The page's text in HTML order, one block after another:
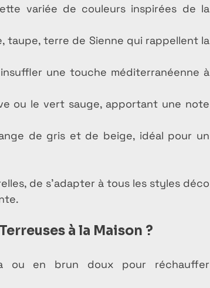
variée de couleurs inspirées de la
taupe, terre de Sienne qui rappellent la
une touche méditerranéenne à
ou le vert sauge, apportant une note
de gris et de beige, idéal pour un
de s’adapter à tous les styles déco
à la Maison ?
ou en brun doux pour réchauffer